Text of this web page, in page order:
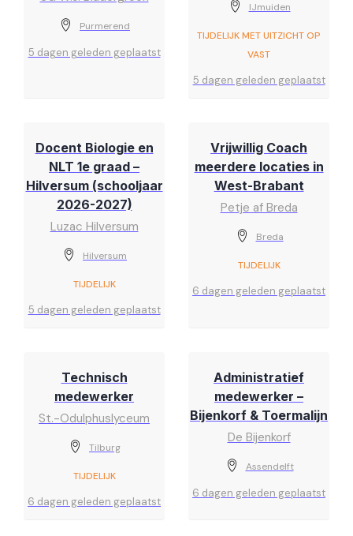
Purmerend
5 dagen geleden geplaatst
IJmuiden
TIJDELIJK MET UITZICHT OP
VAST
5 dagen geleden geplaatst
Docent Biologie en
NLT 1e graad –
Hilversum (schooljaar
2026-2027)
Luzac Hilversum
Hilversum
TIJDELIJK
5 dagen geleden geplaatst
Vrijwillig Coach
meerdere locaties in
West-Brabant
Petje af Breda
Breda
TIJDELIJK
6 dagen geleden geplaatst
Technisch
medewerker
St.-Odulphuslyceum
Tilburg
TIJDELIJK
6 dagen geleden geplaatst
Administratief
medewerker –
Bijenkorf & Toermalijn
De Bijenkorf
Assendelft
6 dagen geleden geplaatst